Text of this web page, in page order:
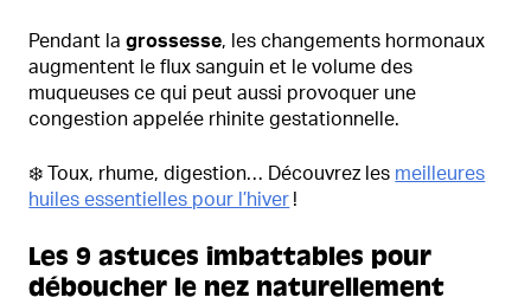
Pendant lagrossesse, les changements hormonaux
augmentent le flux sanguin et le volume des
muqueuses ce qui peut aussi provoquer une
congestion appelée rhinite gestationnelle.
❄️ Toux, rhume, digestion… Découvrez les meilleures
huiles essentielles pour l’hiver !
Les 9 astuces imbattables pour
déboucher le nez naturellement